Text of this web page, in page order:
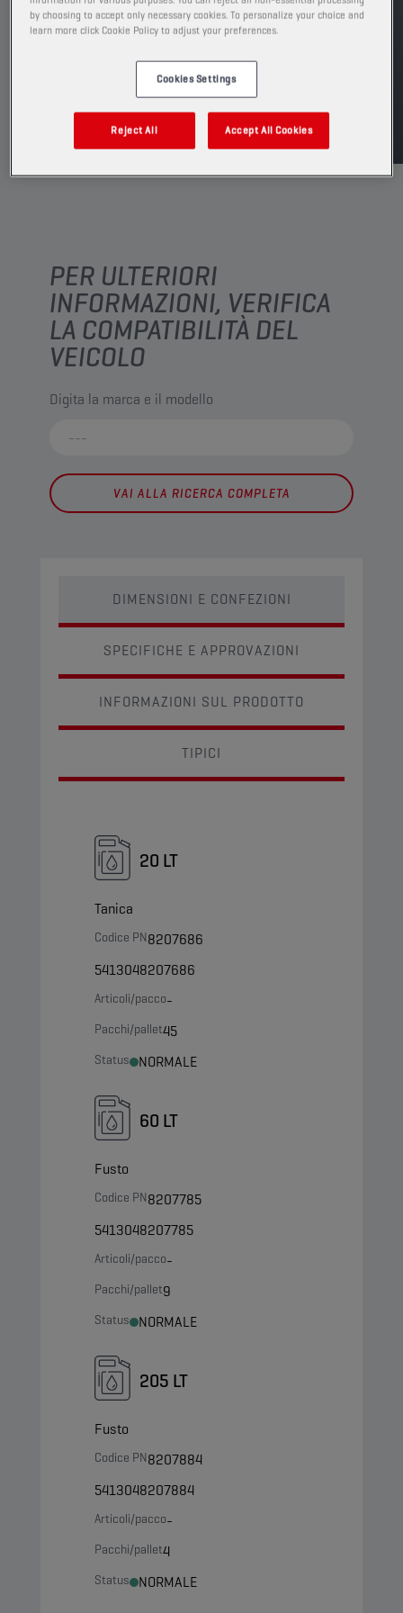
TROVA UN PUNTO VENDITA
TDS MSDS
PER ULTERIORI
INFORMAZIONI, VERIFICA
LA COMPATIBILITÀ DEL
VEICOLO
Digita la marca e il modello
VAI ALLA RICERCA COMPLETA
DIMENSIONI E CONFEZIONI
SPECIFICHE E APPROVAZIONI
INFORMAZIONI SUL PRODOTTO
TIPICI
20 LT
Tanica
Codice PN8207686
5413048207686
Articoli/pacco-
Pacchi/pallet45
Status NORMALE
60 LT
Fusto
Codice PN8207785
5413048207785
Articoli/pacco-
Pacchi/pallet9
Status NORMALE
205 LT
Fusto
Codice PN8207884
5413048207884
Articoli/pacco-
Pacchi/pallet4
Status NORMALE
by choosing to accept only necessary cookies. To personalize your choice and
learn more click Cookie Policy to adjust your preferences.
Cookies Settings
Reject All Accept All Cookies